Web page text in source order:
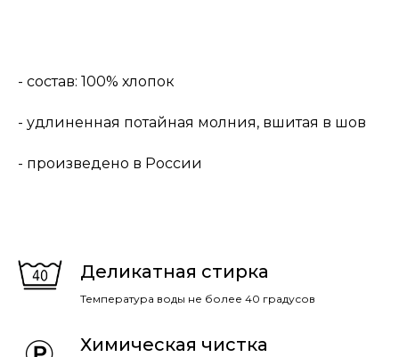
- состав: 100% хлопок
- удлиненная потайная молния, вшитая в шов
- произведено в России
Деликатная стирка
Температура воды не более 40 градусов
Химическая чистка